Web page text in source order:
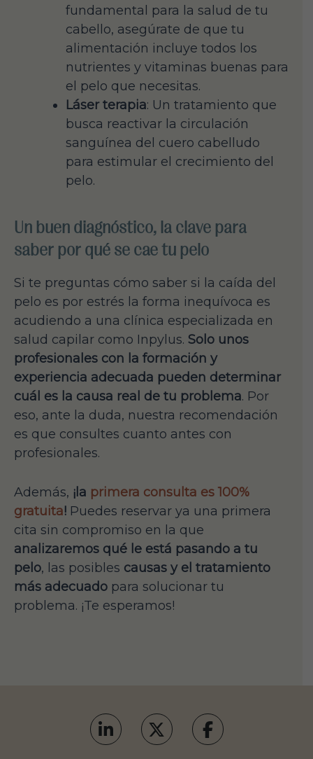
fundamental para la salud de tu
cabello, asegúrate de que tu
alimentación incluye todos los
nutrientes y vitaminas buenas para
el pelo que necesitas.
Láser terapia: Un tratamiento que
busca reactivar la circulación
sanguínea del cuero cabelludo
para estimular el crecimiento del
pelo.
Un buen diagnóstico, la clave para
saber por qué se cae tu pelo
Si te preguntas cómo saber si la caída del
pelo es por estrés la forma inequívoca es
acudiendo a una clínica especializada en
salud capilar como Inpylus. Solo unos
profesionales con la formación y
experiencia adecuada pueden determinar
cuál es la causa real de tu problema. Por
eso, ante la duda, nuestra recomendación
es que consultes cuanto antes con
profesionales.
Además, ¡la primera consulta es 100%
gratuita! Puedes reservar ya una primera
cita sin compromiso en la que
analizaremos qué le está pasando a tu
pelo, las posibles causas y el tratamiento
más adecuado para solucionar tu
problema. ¡Te esperamos!